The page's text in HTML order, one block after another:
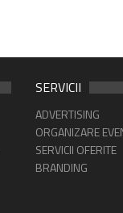
SERVICII
ADVERTISING
ORGANIZARE
SERVICII OFERITE
BRANDING